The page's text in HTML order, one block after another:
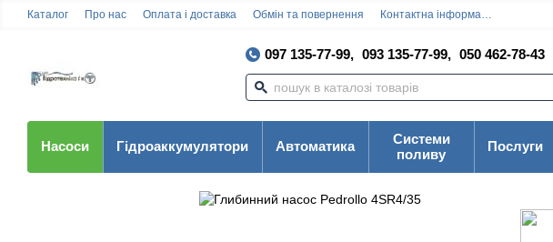
Каталог Про нас Оплата і доставка Обмін та повернення Контактна інформація
097 135-77-99, 093 135-77-99, 050 462-78-43
Насоси Гідроаккумулятори Автоматика
Системи
поливу
Послуги